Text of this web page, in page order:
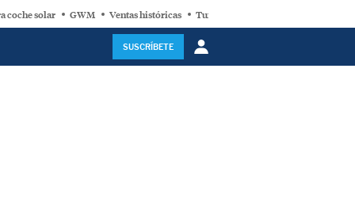
coche solar GWM Ventas históricas Turbina eólica
SUSCRÍBETE